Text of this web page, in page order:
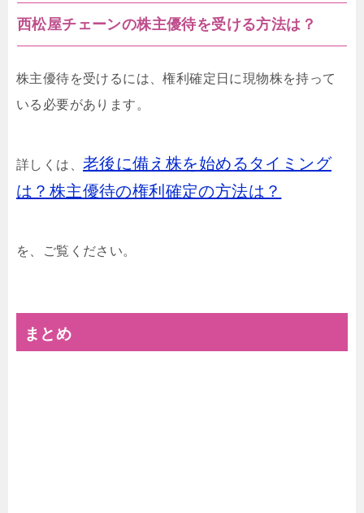
西松屋チェーンの株主優待を受ける方法は？
株主優待を受けるには、権利確定日に現物株を持って
いる必要があります。
詳しくは、 老後に備え株を始めるタイミング
は？株主優待の権利確定の方法は？
を、ご覧ください。
まとめ